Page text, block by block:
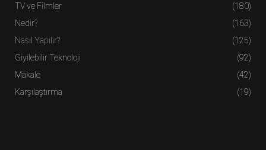
TV ve Filmler
(180)
Nedir?
(163)
Nasıl Yapılır?
(125)
Giyilebilir Teknoloji
(92)
Makale
(42)
Karşılaştırma
(19)